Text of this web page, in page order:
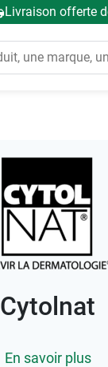
Livraison offerte
Cytolnat
En savoir plus